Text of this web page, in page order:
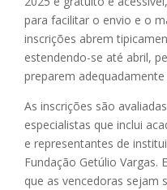
para facilitar o envio e o
inscrições abrem
estendendo-se até abril,
preparem
As inscrições são
especialistas que inclui
e representantes de
Fundação Getúlio Vargas.
que as vencedoras sejam